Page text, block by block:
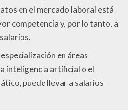
en el mercado laboral está
competencia y, por lo tanto, a
en áreas
inteligencia artificial o el
puede llevar a salarios